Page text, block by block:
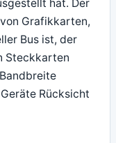
hat. Der
Grafikkarten,
Bus ist, der
Steckkarten
Rücksicht